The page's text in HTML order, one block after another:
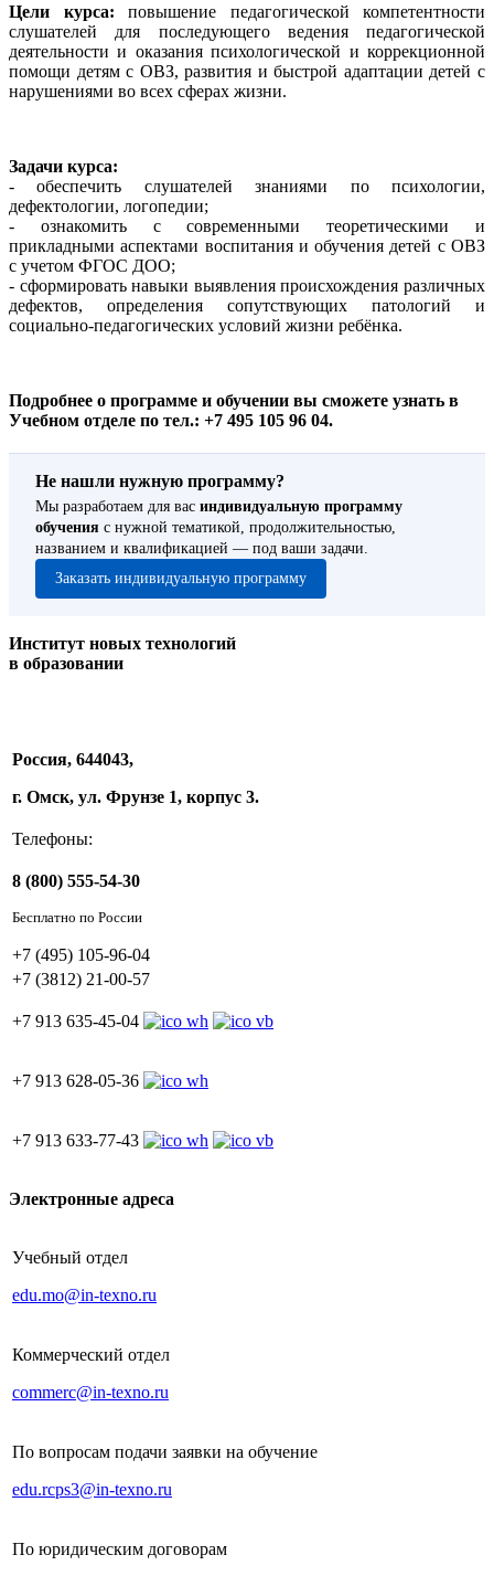
Цели курса: повышение педагогической компетентности
слушателей для последующего ведения педагогической
деятельности и оказания психологической и коррекционной
помощи детям с ОВЗ, развития и быстрой адаптации детей с
нарушениями во всех сферах жизни.
Задачи курса:
- обеспечить слушателей знаниями по психологии,
дефектологии, логопедии;
- ознакомить с современными теоретическими и
прикладными аспектами воспитания и обучения детей с ОВЗ
с учетом ФГОС ДОО;
- сформировать навыки выявления происхождения различных
дефектов, определения сопутствующих патологий и
социально-педагогических условий жизни ребёнка.
Подробнее о программе и обучении вы сможете узнать в
Учебном отделе по тел.: +7 495 105 96 04.
Не нашли нужную программу?
Мы разработаем для вас индивидуальную программу
обучения с нужной тематикой, продолжительностью,
названием и квалификацией — под ваши задачи.
Заказать индивидуальную программу
Институт новых технологий
в образовании
Россия, 644043,
г. Омск, ул. Фрунзе 1, корпус 3.
Телефоны:
8 (800) 555-54-30
Бесплатно по России
+7 (495) 105-96-04
+7 (3812) 21-00-57
+7 913 635-45-04
+7 913 628-05-36
+7 913 633-77-43
Электронные адреса
Учебный отдел
edu.mo@in-texno.ru
Коммерческий отдел
commerc@in-texno.ru
По вопросам подачи заявки на обучение
edu.rcps3@in-texno.ru
По юридическим договорам